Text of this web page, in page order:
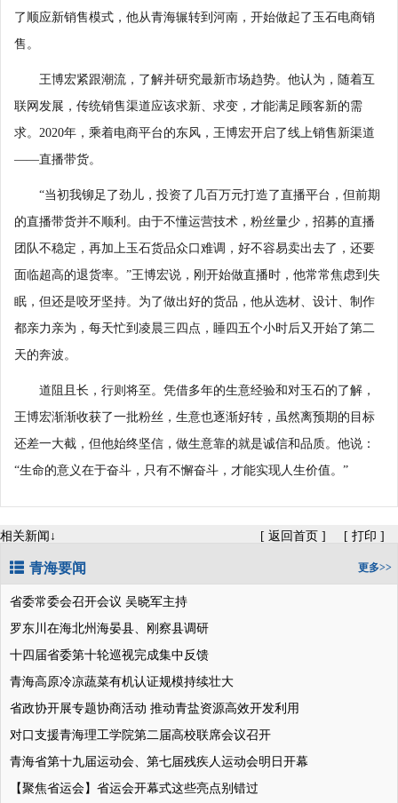
了顺应新销售模式，他从青海辗转到河南，开始做起了玉石电商销
售。
王博宏紧跟潮流，了解并研究最新市场趋势。他认为，随着互
联网发展，传统销售渠道应该求新、求变，才能满足顾客新的需
求。2020年，乘着电商平台的东风，王博宏开启了线上销售新渠道
——直播带货。
“当初我铆足了劲儿，投资了几百万元打造了直播平台，但前期
的直播带货并不顺利。由于不懂运营技术，粉丝量少，招募的直播
团队不稳定，再加上玉石货品众口难调，好不容易卖出去了，还要
面临超高的退货率。”王博宏说，刚开始做直播时，他常常焦虑到失
眠，但还是咬牙坚持。为了做出好的货品，他从选材、设计、制作
都亲力亲为，每天忙到凌晨三四点，睡四五个小时后又开始了第二
天的奔波。
道阻且长，行则将至。凭借多年的生意经验和对玉石的了解，
王博宏渐渐收获了一批粉丝，生意也逐渐好转，虽然离预期的目标
还差一大截，但他始终坚信，做生意靠的就是诚信和品质。他说：
“生命的意义在于奋斗，只有不懈奋斗，才能实现人生价值。”
相关新闻↓ [ 返回首页 ] [ 打印 ]
青海要闻 更多>>
省委常委会召开会议 吴晓军主持
罗东川在海北州海晏县、刚察县调研
十四届省委第十轮巡视完成集中反馈
青海高原冷凉蔬菜有机认证规模持续壮大
省政协开展专题协商活动 推动青盐资源高效开发利用
对口支援青海理工学院第二届高校联席会议召开
青海省第十九届运动会、第七届残疾人运动会明日开幕
【聚焦省运会】省运会开幕式这些亮点别错过